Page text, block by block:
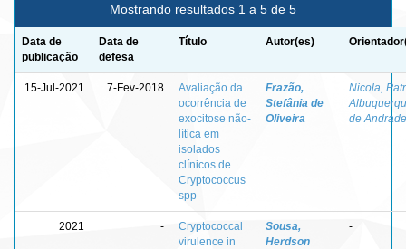
Mostrando resultados 1 a 5 de 5
Data de
publicação
Data de
defesa
Título Autor(es)
15-Jul-2021 7-Fev-2018
Avaliação da
ocorrência de
exocitose não-
lítica em
isolados
clínicos de
Cryptococcus
spp
Frazão,
Stefânia de
Oliveira
Nicola,
de Andrade
2021 -
Cryptococcal
virulence in
Sousa,
Herdson
-